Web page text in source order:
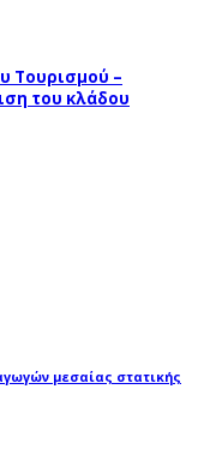
Τουρισμού –
του κλάδου
μεσαίας στατικής